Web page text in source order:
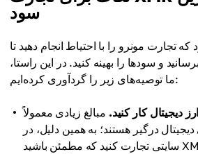
سود
تجارت مونرو را با احتیاط انجام دهید تا
و سودها را بهینه کنید. در این راستا،
ما توصیه‌های زیر را گردآوری کرده‌ایم:
دیجیتال کار کنید. مبالغ زیادی معمولاً
درگیر هستند؛ به همین دلیل، در
سایتی تجارت کنید که مطمئن باشید XMR شما ایمن است.